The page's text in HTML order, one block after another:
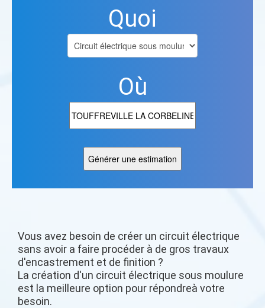
Quoi
Où
Vous avez besoin de créer un circuit électrique
sans avoir a faire procéder à de gros travaux
d'encastrement et de finition ?
La création d'un circuit électrique sous moulure
est la meilleure option pour répondreà votre
besoin.